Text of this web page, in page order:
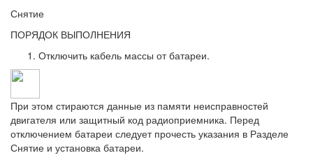
Снятие
ПОРЯДОК ВЫПОЛНЕНИЯ
Отключить кабель массы от батареи.
При этом стираются данные из памяти неисправностей
двигателя или защитный код радиоприемника. Перед
отключением батареи следует прочесть указания в Разделе
Снятие и установка батареи.